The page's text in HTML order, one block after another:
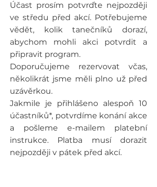
Účast prosím potvrďte nejpozději
ve středu před akcí. Potřebujeme
vědět, kolik tanečníků dorazí,
abychom mohli akci potvrdit a
připravit program.
Doporučujeme rezervovat včas,
několikrát jsme měli plno už před
uzávěrkou.
Jakmile je přihlášeno alespoň 10
účastníků*, potvrdíme konání akce
a pošleme e-mailem platební
instrukce. Platba musí dorazit
nejpozději v pátek před akcí.